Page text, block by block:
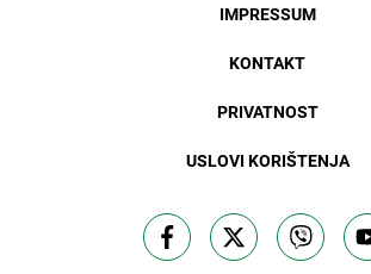
IMPRESSUM
KONTAKT
PRIVATNOST
USLOVI KORIŠTENJA